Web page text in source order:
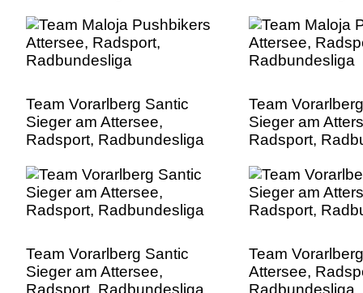
Team Vorarlberg Santic
Sieger am Attersee,
Radsport, Radbundesliga
Team
Sieger am
Radsport,
Team Vorarlberg Santic
Sieger am Attersee,
Radsport, Radbundesliga
Team
Attersee,
Radbundesliga